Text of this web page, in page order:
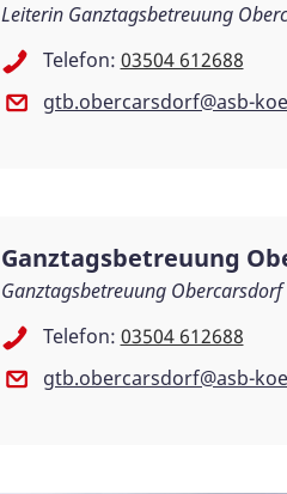
Leiterin Ganztagsbetreuung
Telefon: 03504 612688
gtb.obercarsdorf@asb-
Ganztagsbetreuung
Ganztagsbetreuung Obercarsdorf
Telefon: 03504 612688
gtb.obercarsdorf@asb-